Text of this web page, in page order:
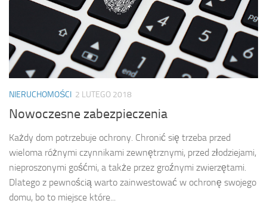
NIERUCHOMOŚCI 2 LUTEGO 2018
Nowoczesne zabezpieczenia
Każdy dom potrzebuje ochrony. Chronić się trzeba przed
wieloma różnymi czynnikami zewnętrznymi, przed złodziejami,
nieproszonymi gośćmi, a także przez groźnymi zwierzętami.
Dlatego z pewnością warto zainwestować w ochronę swojego
domu, bo to miejsce które...